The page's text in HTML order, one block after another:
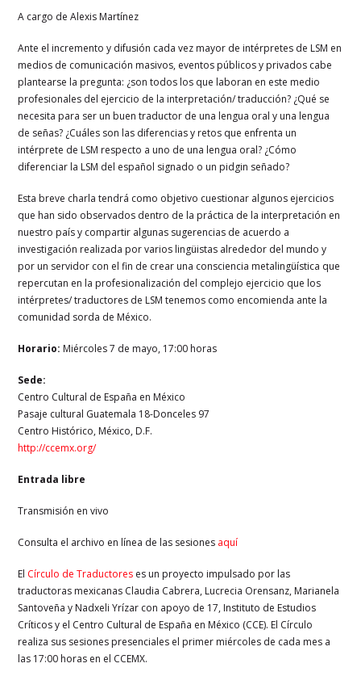
A cargo de Alexis Martínez
Ante el incremento y difusión cada vez mayor de intérpretes de LSM en
medios de comunicación masivos, eventos públicos y privados cabe
plantearse la pregunta: ¿son todos los que laboran en este medio
profesionales del ejercicio de la interpretación/ traducción? ¿Qué se
necesita para ser un buen traductor de una lengua oral y una lengua
de señas? ¿Cuáles son las diferencias y retos que enfrenta un
intérprete de LSM respecto a uno de una lengua oral? ¿Cómo
diferenciar la LSM del español signado o un pidgin señado?
Esta breve charla tendrá como objetivo cuestionar algunos ejercicios
que han sido observados dentro de la práctica de la interpretación en
nuestro país y compartir algunas sugerencias de acuerdo a
investigación realizada por varios lingüistas alrededor del mundo y
por un servidor con el fin de crear una consciencia metalingüística que
repercutan en la profesionalización del complejo ejercicio que los
intérpretes/ traductores de LSM tenemos como encomienda ante la
comunidad sorda de México.
Horario: Miércoles 7 de mayo, 17:00 horas
Sede:
Centro Cultural de España en México
Pasaje cultural Guatemala 18-Donceles 97
Centro Histórico, México, D.F.
http://ccemx.org/
Entrada libre
Transmisión en vivo
Consulta el archivo en línea de las sesiones aquí
El Círculo de Traductores es un proyecto impulsado por las
traductoras mexicanas Claudia Cabrera, Lucrecia Orensanz, Marianela
Santoveña y Nadxeli Yrízar con apoyo de 17, Instituto de Estudios
Críticos y el Centro Cultural de España en México (CCE). El Círculo
realiza sus sesiones presenciales el primer miércoles de cada mes a
las 17:00 horas en el CCEMX.